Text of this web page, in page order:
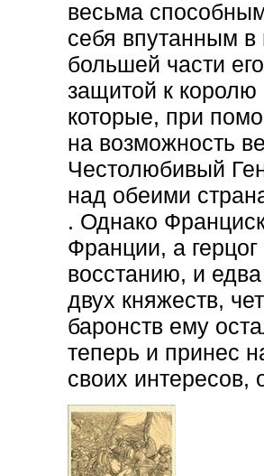
весьма
себя впутанным в
большей части
защитой к королю
которые, при
на возможность
Честолюбивый
над обеими
. Однако
Франции, а
восстанию, и едва
двух княжеств,
баронств ему
теперь и принес
своих интересов,